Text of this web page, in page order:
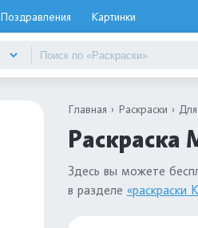
Поздравления Картинки
Главная Раскраски
Раскраска
Здесь вы можете
в разделе